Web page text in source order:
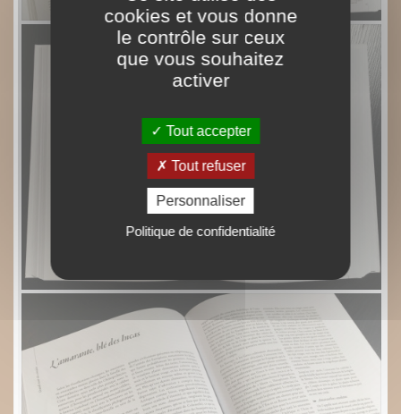
cookies et vous donne
le contrôle sur ceux
que vous souhaitez
activer
Tout accepter
Tout refuser
Personnaliser
Politique de confidentialité